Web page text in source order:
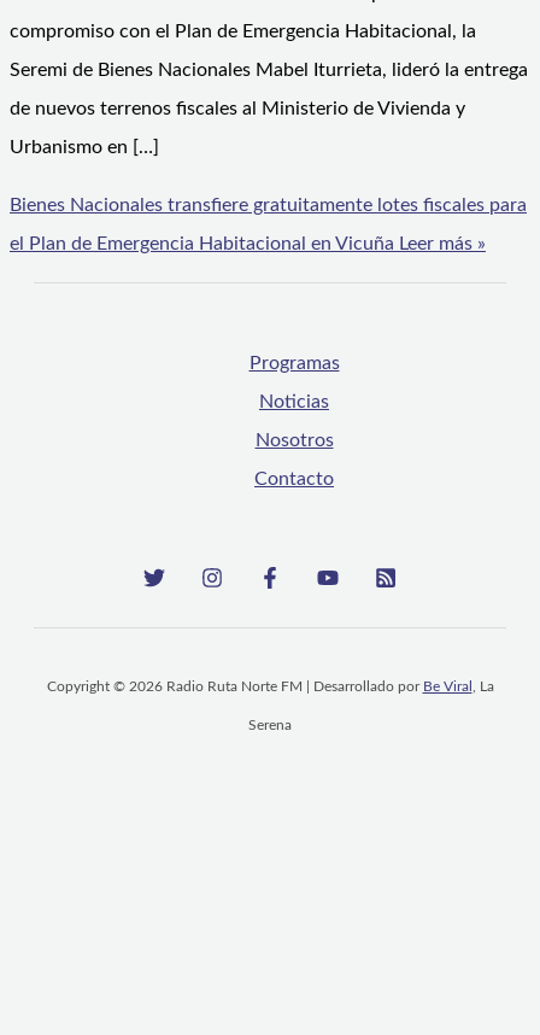
compromiso con el Plan de Emergencia Habitacional, la
Seremi de Bienes Nacionales Mabel Iturrieta, lideró la entrega
de nuevos terrenos fiscales al Ministerio de Vivienda y
Urbanismo en […]
Bienes Nacionales transfiere gratuitamente lotes fiscales para
el Plan de Emergencia Habitacional en Vicuña Leer más »
Programas
Noticias
Nosotros
Contacto
Copyright © 2026 Radio Ruta Norte FM | Desarrollado por Be Viral , La
Serena